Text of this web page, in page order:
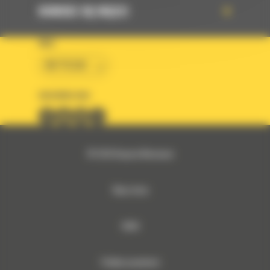
DOWIEDZ SIĘ WIĘCEJ
KRAJ